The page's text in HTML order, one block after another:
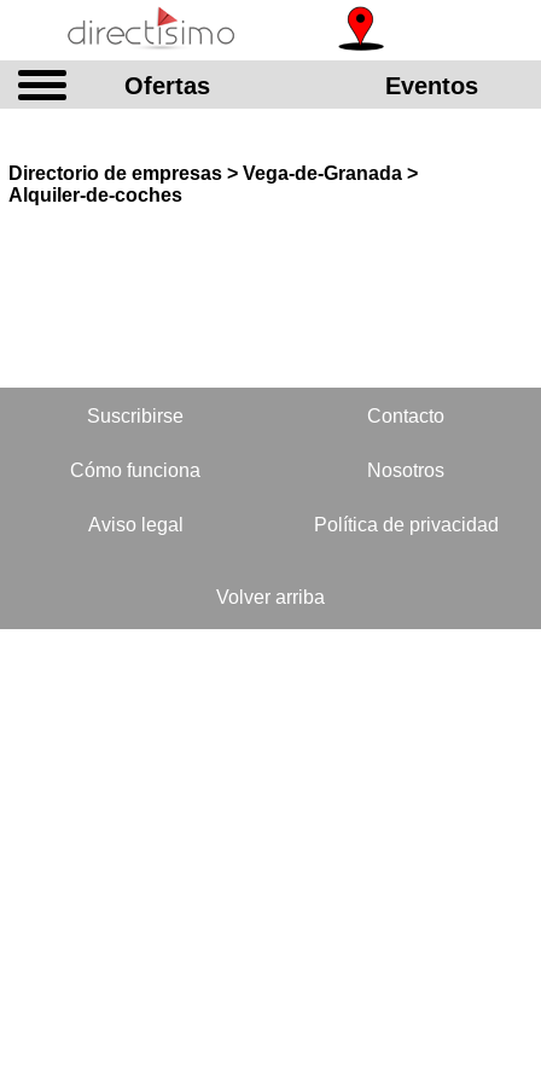
Ofertas Eventos
Directorio de empresas > Vega-de-Granada >
Alquiler-de-coches
Suscribirse Contacto
Cómo funciona Nosotros
Aviso legal Política de privacidad
Volver arriba